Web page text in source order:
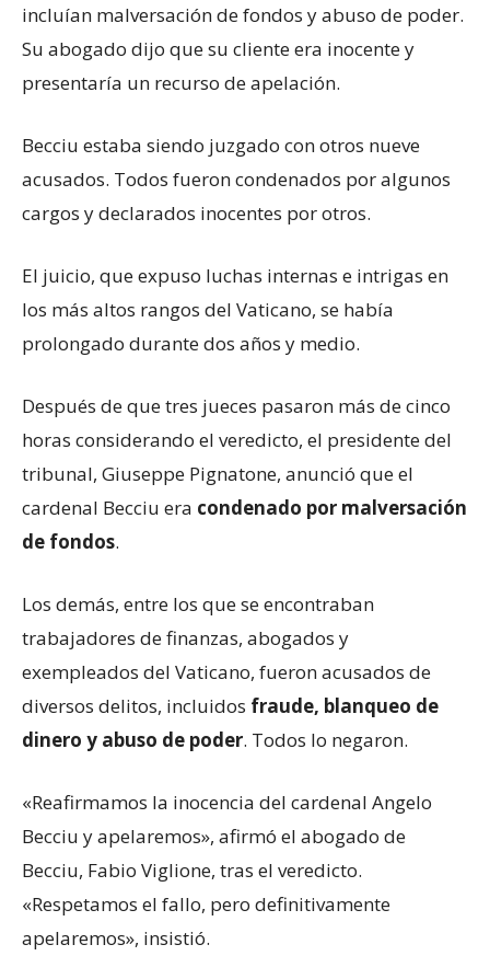
incluían malversación de fondos y abuso de poder.
Su abogado dijo que su cliente era inocente y
presentaría un recurso de apelación.
Becciu estaba siendo juzgado con otros nueve
acusados. Todos fueron condenados por algunos
cargos y declarados inocentes por otros.
El juicio, que expuso luchas internas e intrigas en
los más altos rangos del Vaticano, se había
prolongado durante dos años y medio.
Después de que tres jueces pasaron más de cinco
horas considerando el veredicto, el presidente del
tribunal, Giuseppe Pignatone, anunció que el
cardenal Becciu era condenado por malversación
de fondos.
Los demás, entre los que se encontraban
trabajadores de finanzas, abogados y
exempleados del Vaticano, fueron acusados de
diversos delitos, incluidos fraude, blanqueo de
dinero y abuso de poder. Todos lo negaron.
«Reafirmamos la inocencia del cardenal Angelo
Becciu y apelaremos», afirmó el abogado de
Becciu, Fabio Viglione, tras el veredicto.
«Respetamos el fallo, pero definitivamente
apelaremos», insistió.